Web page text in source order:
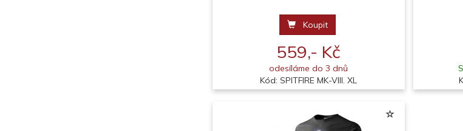
Koupit
559,- Kč
odesíláme do 3 dnů
Kód: SPITFIRE MK-VIII. XL